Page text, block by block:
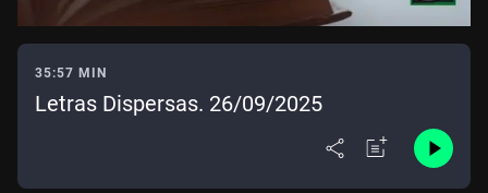
35:57 MIN
Letras Dispersas. 26/09/2025